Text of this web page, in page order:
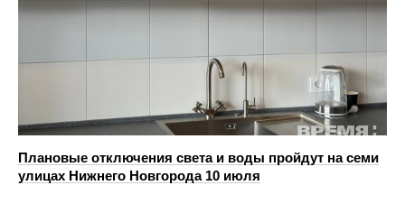
Плановые отключения света и воды пройдут на семи
улицах Нижнего Новгорода 10 июля